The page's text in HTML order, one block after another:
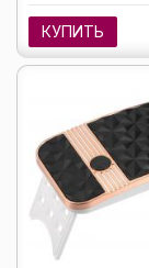
КУПИТЬ